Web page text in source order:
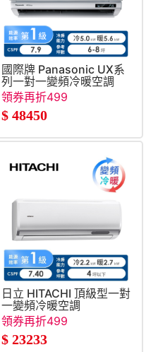
國際牌 Panasonic UX系
列一對一變頻冷暖空調
領券再折499
$ 48450
日立 HITACHI 頂級型一對
一變頻冷暖空調
領券再折499
$ 23233